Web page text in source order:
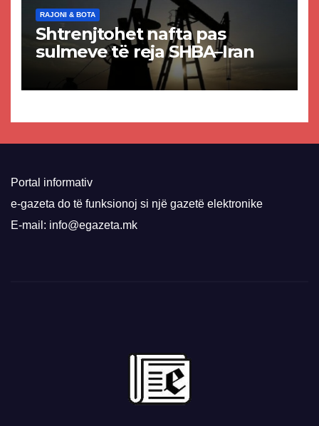
RAJONI & BOTA
Shtrenjtohet nafta pas
sulmeve të reja SHBA–Iran
Portal informativ
e-gazeta do të funksionoj si një gazetë elektronike
E-mail: info@egazeta.mk